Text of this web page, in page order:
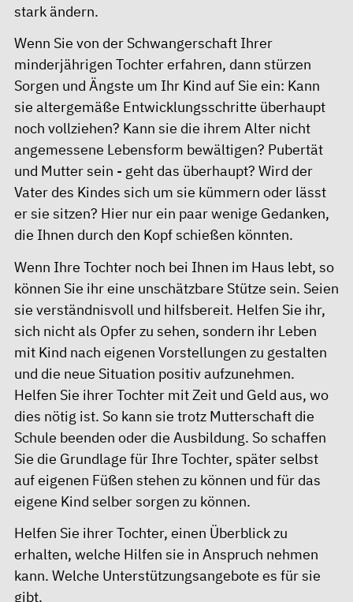
stark ändern.
Wenn Sie von der Schwangerschaft Ihrer
minderjährigen Tochter erfahren, dann stürzen
Sorgen und Ängste um Ihr Kind auf Sie ein: Kann
sie altergemäße Entwicklungsschritte überhaupt
noch vollziehen? Kann sie die ihrem Alter nicht
angemessene Lebensform bewältigen? Pubertät
und Mutter sein - geht das überhaupt? Wird der
Vater des Kindes sich um sie kümmern oder lässt
er sie sitzen? Hier nur ein paar wenige Gedanken,
die Ihnen durch den Kopf schießen könnten.
Wenn Ihre Tochter noch bei Ihnen im Haus lebt, so
können Sie ihr eine unschätzbare Stütze sein. Seien
sie verständnisvoll und hilfsbereit. Helfen Sie ihr,
sich nicht als Opfer zu sehen, sondern ihr Leben
mit Kind nach eigenen Vorstellungen zu gestalten
und die neue Situation positiv aufzunehmen.
Helfen Sie ihrer Tochter mit Zeit und Geld aus, wo
dies nötig ist. So kann sie trotz Mutterschaft die
Schule beenden oder die Ausbildung. So schaffen
Sie die Grundlage für Ihre Tochter, später selbst
auf eigenen Füßen stehen zu können und für das
eigene Kind selber sorgen zu können.
Helfen Sie ihrer Tochter, einen Überblick zu
erhalten, welche Hilfen sie in Anspruch nehmen
kann. Welche Unterstützungsangebote es für sie
gibt.